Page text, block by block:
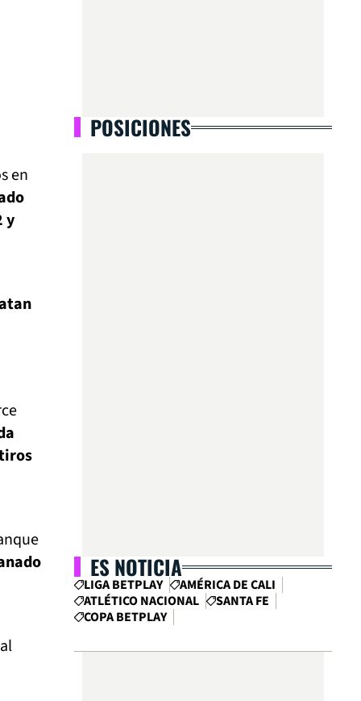
en
y
POSICIONES
ES NOTICIA
LIGA BETPLAY
AMÉRICA DE CALI
ATLÉTICO NACIONAL
SANTA FE
COPA BETPLAY